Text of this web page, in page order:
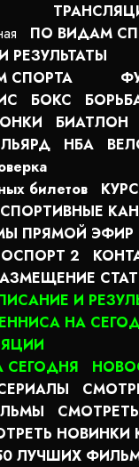
ПО ВИДАМ
РЕЗУЛЬТАТЫ
СПОРТА
БОКС
БИАТЛОН
НБА
билетов
ПРЯМОЙ ЭФИР
2
И
НА
СЕГОДНЯ
НОВИНКИ
ЛУЧШИХ